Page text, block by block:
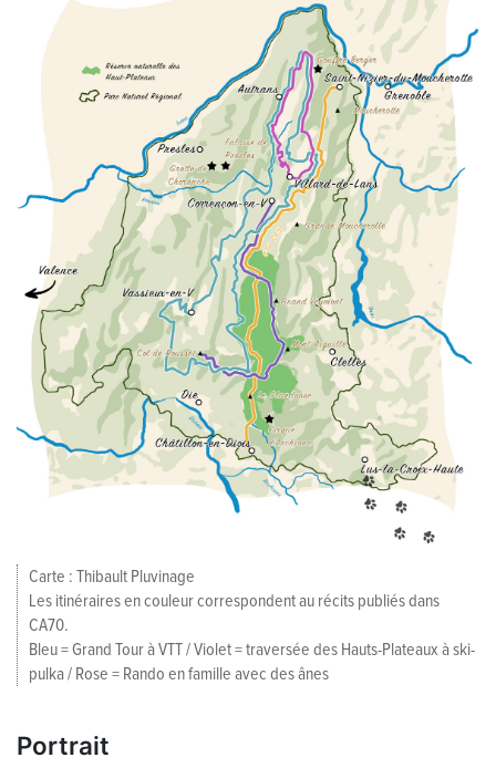
Carte : Thibault Pluvinage
Les itinéraires en couleur correspondent au récits publiés dans
CA70.
Bleu = Grand Tour à VTT / Violet = traversée des Hauts-Plateaux à ski-
pulka / Rose = Rando en famille avec des ânes
Portrait